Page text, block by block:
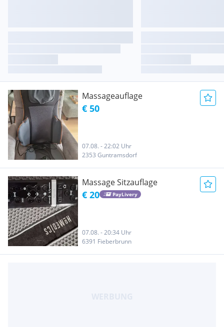
Massageauflage
€ 50
07.08. - 22:02 Uhr
2353 Guntramsdorf
Massage Sitzauflage
€ 20 PayLivery
07.08. - 20:34 Uhr
6391 Fieberbrunn